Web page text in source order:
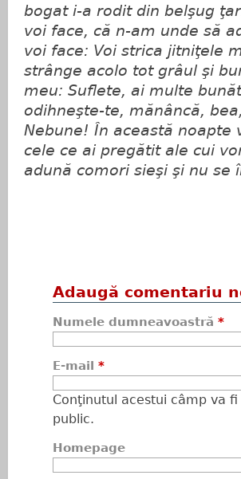
bogat i-a rodit din belşug
voi face, că n-am unde să
voi face: Voi strica jitniţele
strânge acolo tot grâul şi
meu: Suflete, ai multe
odihneşte-te, mănâncă,
Nebune! În această noapte
cele ce ai pregătit ale cui
adună comori sieşi şi nu
Adaugă comentariu
Numele dumneavoastră *
E-mail *
Conţinutul acestui câmp va
public.
Homepage